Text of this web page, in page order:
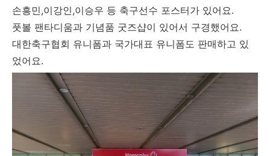
손흥민,이강인,이승우 등 축구선수 포스터가 있어요.
풋볼 팬타디움과 기념품 굿즈샵이 있어서 구경했어요.
대한축구협회 유니폼과 국가대표 유니폼도 판매하고 있
었어요.